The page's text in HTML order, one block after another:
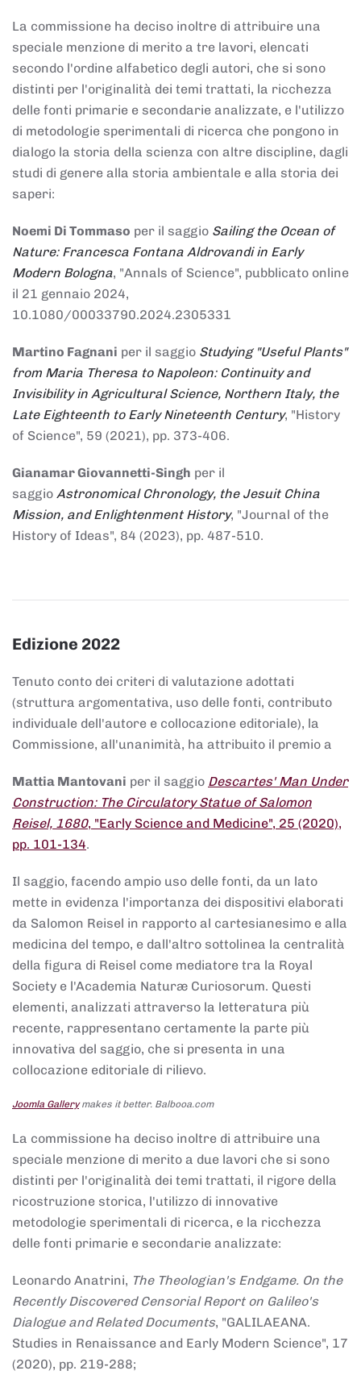
La commissione ha deciso inoltre di attribuire una
speciale menzione di merito a tre lavori, elencati
secondo l'ordine alfabetico degli autori, che si sono
distinti per l'originalità dei temi trattati, la ricchezza
delle fonti primarie e secondarie analizzate, e l'utilizzo
di metodologie sperimentali di ricerca che pongono in
dialogo la storia della scienza con altre discipline, dagli
studi di genere alla storia ambientale e alla storia dei
saperi:
Noemi Di Tommaso per il saggio Sailing the Ocean of
Nature: Francesca Fontana Aldrovandi in Early
Modern Bologna, "Annals of Science", pubblicato online
il 21 gennaio 2024,
10.1080/00033790.2024.2305331
Martino Fagnani per il saggio Studying "Useful Plants"
from Maria Theresa to Napoleon: Continuity and
Invisibility in Agricultural Science, Northern Italy, the
Late Eighteenth to Early Nineteenth Century, "History
of Science", 59 (2021), pp. 373-406.
Gianamar Giovannetti-Singh per il
saggio Astronomical Chronology, the Jesuit China
Mission, and Enlightenment History, "Journal of the
History of Ideas", 84 (2023), pp. 487-510.
Edizione 2022
Tenuto conto dei criteri di valutazione adottati
(struttura argomentativa, uso delle fonti, contributo
individuale dell'autore e collocazione editoriale), la
Commissione, all'unanimità, ha attribuito il premio a
Mattia Mantovani per il saggio Descartes' Man Under
Construction: The Circulatory Statue of Salomon
Reisel, 1680, "Early Science and Medicine", 25 (2020),
pp. 101-134.
Il saggio, facendo ampio uso delle fonti, da un lato
mette in evidenza l'importanza dei dispositivi elaborati
da Salomon Reisel in rapporto al cartesianesimo e alla
medicina del tempo, e dall'altro sottolinea la centralità
della figura di Reisel come mediatore tra la Royal
Society e l'Academia Naturæ Curiosorum. Questi
elementi, analizzati attraverso la letteratura più
recente, rappresentano certamente la parte più
innovativa del saggio, che si presenta in una
collocazione editoriale di rilievo.
Joomla Gallerymakes it better. Balbooa.com
La commissione ha deciso inoltre di attribuire una
speciale menzione di merito a due lavori che si sono
distinti per l'originalità dei temi trattati, il rigore della
ricostruzione storica, l'utilizzo di innovative
metodologie sperimentali di ricerca, e la ricchezza
delle fonti primarie e secondarie analizzate:
Leonardo Anatrini, The Theologian's Endgame. On the
Recently Discovered Censorial Report on Galileo's
Dialogue and Related Documents, "GALILAEANA.
Studies in Renaissance and Early Modern Science", 17
(2020), pp. 219-288;